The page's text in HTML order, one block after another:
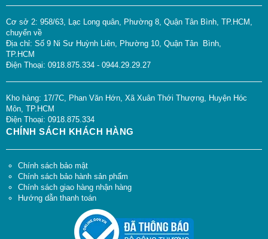
Cơ sở 2: 958/63, Lạc Long quân, Phường 8, Quận Tân Bình, TP.HCM,
chuyển về
Địa chỉ: Số 9 Ni Sư Huỳnh Liên, Phường 10, Quận Tân Bình,
TP.HCM
Điện Thoại: 0918.875.334 - 0944.29.29.27
Kho hàng: 17/7C, Phan Văn Hớn, Xã Xuân Thới Thượng, Huyện Hóc
Môn, TP.HCM
Điện Thoại: 0918.875.334
CHÍNH SÁCH KHÁCH HÀNG
Chính sách bảo mật
Chính sách bảo hành sản phẩm
Chính sách giao hàng nhận hàng
Hướng dẫn thanh toán